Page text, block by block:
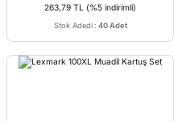
263,79 TL (%5 indirimli)
Stok Adedi : 40 Adet